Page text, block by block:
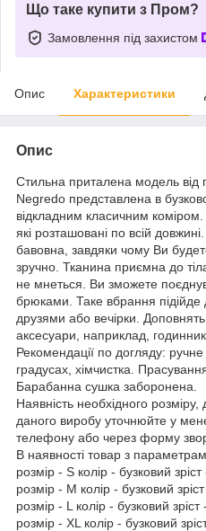
Що таке купити з Пром?
Замовлення під захистом
Опис Характеристики
Опис
Стильна приталена модель від
Negredo представлена в
відкладним класичним коміром.
які розташовані по всій
бавовна, завдяки чому Ви
зручно. Тканина приємна до
не мнеться. Ви зможете
брюками. Таке вбрання підійде
друзями або вечірки. Доповнять
аксесуари, наприклад,
Рекомендації по догляду:
градусах, хімчистка.
Барабанна сушка заборонена.
Наявність необхідного розміру,
даного виробу уточнюйте у
телефону або через форму
В наявності товар з
розмір - S колір - бузковий
розмір - M колір - бузковий
розмір - L колір - бузковий зріст
розмір - XL колір - бузковий